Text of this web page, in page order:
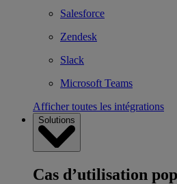
Salesforce
Zendesk
Slack
Microsoft Teams
Afficher toutes les intégrations
Solutions
Cas d’utilisation